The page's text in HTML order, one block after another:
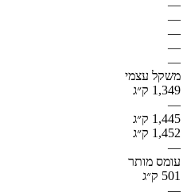
—
—
—
—
—
משקל עצמי
1,349 ק״ג
—
1,445 ק״ג
1,452 ק״ג
—
עומס מותר
501 ק״ג